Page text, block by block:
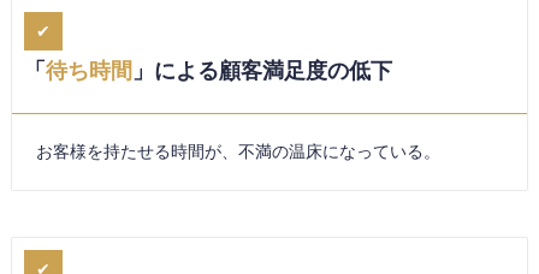
✔︎
「 待ち時間 」による顧客満足度の低下
お客様を持たせる時間が、不満の温床になっている。
✔︎